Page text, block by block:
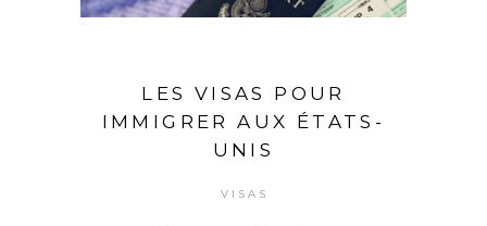
LES VISAS POUR
IMMIGRER AUX ÉTATS-
UNIS
VISAS